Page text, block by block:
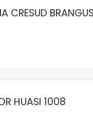
CRESUD BRANGUS
HUASI 1008